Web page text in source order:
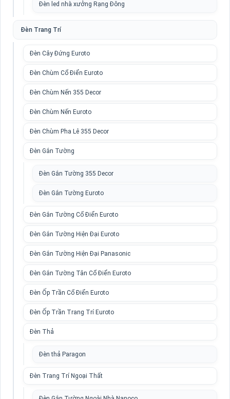
Đèn led nhà xưởng Rạng Đông
Đèn Trang Trí
Đèn Cây Đứng Euroto
Đèn Chùm Cổ Điển Euroto
Đèn Chùm Nến 355 Decor
Đèn Chùm Nến Euroto
Đèn Chùm Pha Lê 355 Decor
Đèn Gắn Tường
Đèn Gắn Tường 355 Decor
Đèn Gắn Tường Euroto
Đèn Gắn Tường Cổ Điển Euroto
Đèn Gắn Tường Hiện Đại Euroto
Đèn Gắn Tường Hiện Đại Panasonic
Đèn Gắn Tường Tân Cổ Điển Euroto
Đèn Ốp Trần Cổ Điển Euroto
Đèn Ốp Trần Trang Trí Euroto
Đèn Thả
Đèn thả Paragon
Đèn Trang Trí Ngoại Thất